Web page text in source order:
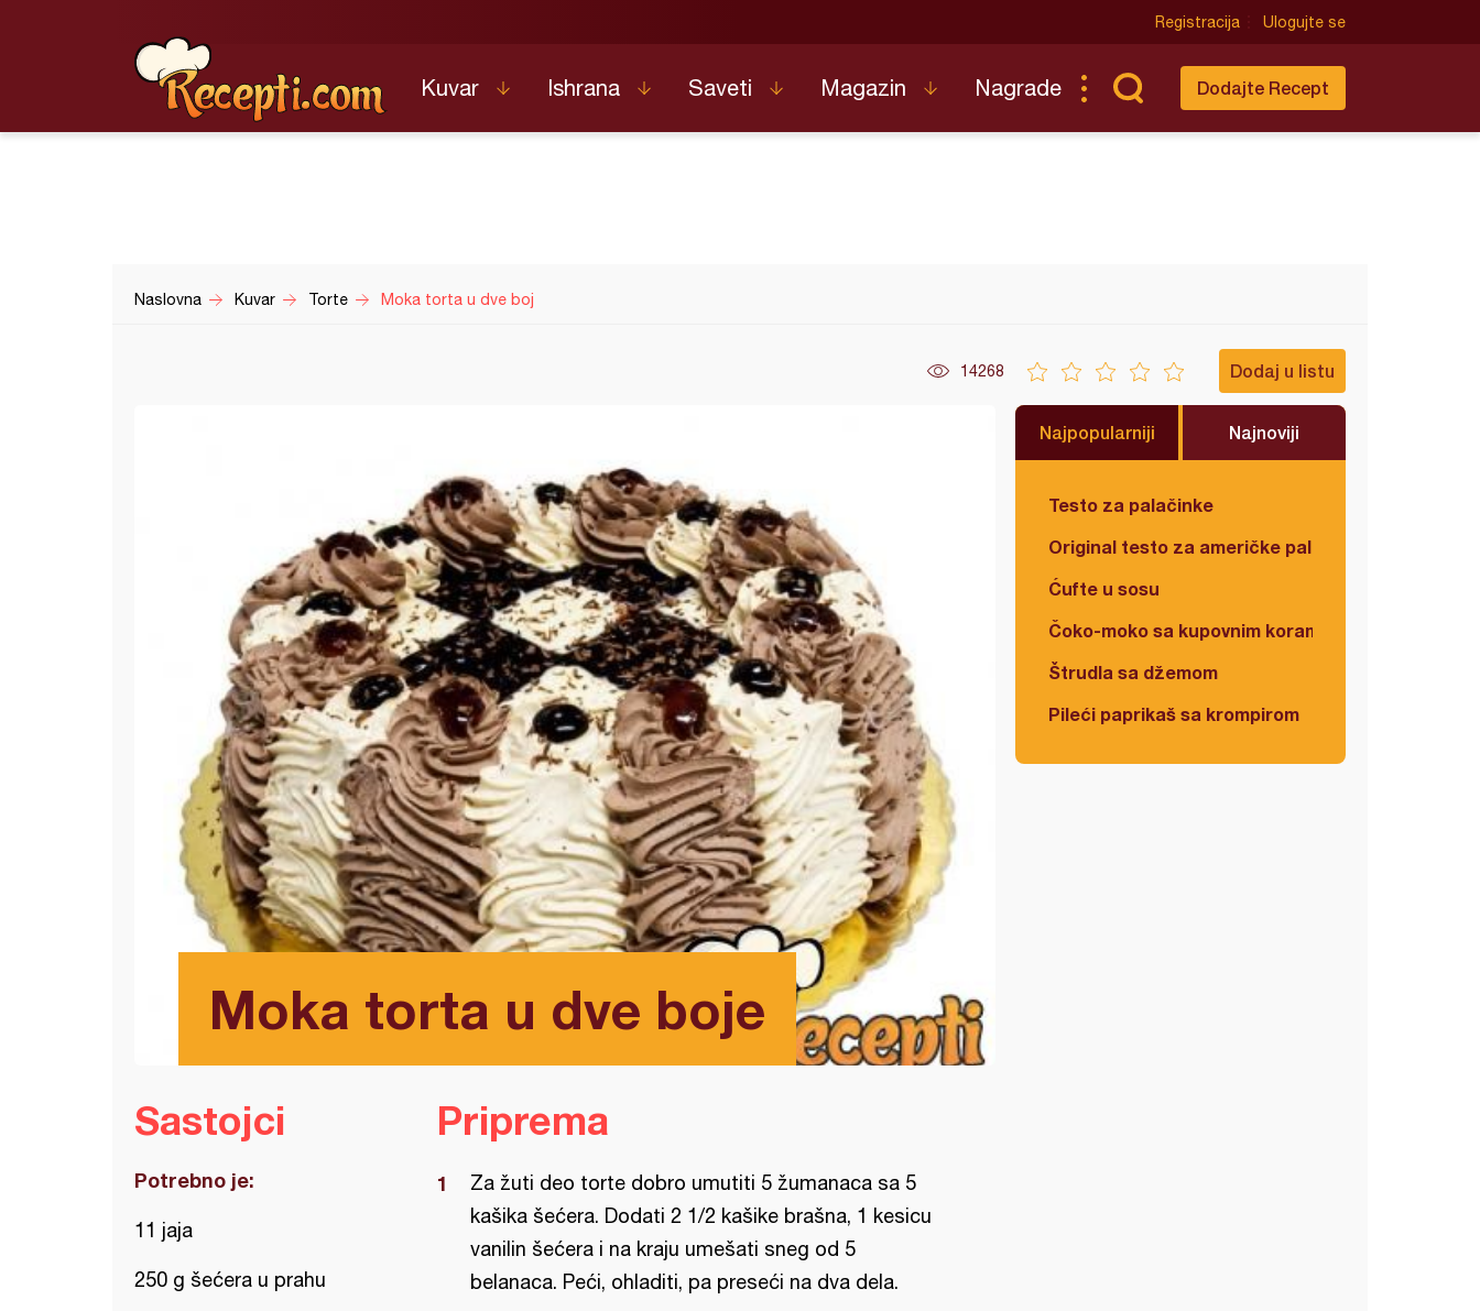
Registracija Ulogujte se
Kuvar Ishrana Saveti Magazin Nagrade Dodajte Recept
Naslovna Kuvar Torte Moka torta u dve boj
14268 Dodaj u listu
Moka torta u dve boje
Najpopularniji Najnoviji
Testo za palačinke
Original testo za američke palačinke
Ćufte u sosu
Čoko-moko sa kupovnim korama
Štrudla sa džemom
Pileći paprikaš sa krompirom
Sastojci
Potrebno je:
11 jaja
250 g šećera u prahu
Priprema
Za žuti deo torte dobro umutiti 5 žumanaca sa 5
kašika šećera. Dodati 2 1/2 kašike brašna, 1 kesicu
vanilin šećera i na kraju umešati sneg od 5
belanaca. Peći, ohladiti, pa preseći na dva dela.